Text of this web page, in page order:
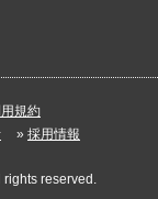
規約
採用情報
rights reserved.